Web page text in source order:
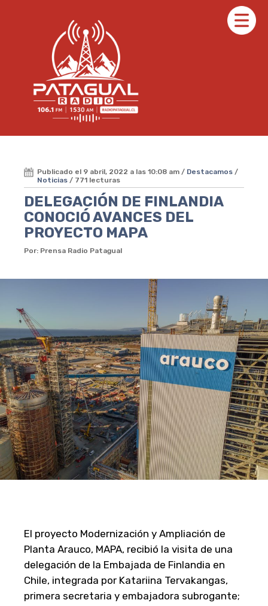
Publicado el 9 abril, 2022 a las 10:08 am / Destacamos /
Noticias / 771 lecturas
DELEGACIÓN DE FINLANDIA
CONOCIÓ AVANCES DEL
PROYECTO MAPA
Por: Prensa Radio Patagual
El proyecto Modernización y Ampliación de
Planta Arauco, MAPA, recibió la visita de una
delegación de la Embajada de Finlandia en
Chile, integrada por Katariina Tervakangas,
primera secretaria y embajadora subrogante;